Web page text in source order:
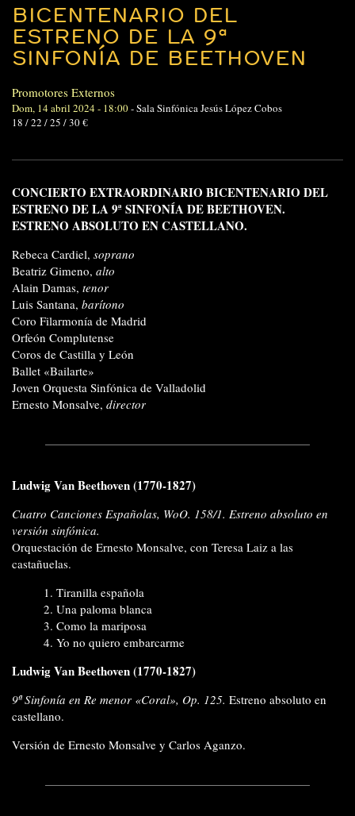
BICENTENARIO DEL
ESTRENO DE LA 9ª
SINFONÍA DE BEETHOVEN
Promotores Externos
Dom, 14 abril 2024 - 18:00-Sala Sinfónica Jesús López Cobos
18 / 22 / 25 / 30 €
CONCIERTO EXTRAORDINARIO BICENTENARIO DEL
ESTRENO DE LA 9ª SINFONÍA DE BEETHOVEN.
ESTRENO ABSOLUTO EN CASTELLANO.
Rebeca Cardiel, soprano
Beatriz Gimeno, alto
Alain Damas, tenor
Luis Santana, barítono
Coro Filarmonía de Madrid
Orfeón Complutense
Coros de Castilla y León
Ballet «Bailarte»
Joven Orquesta Sinfónica de Valladolid
Ernesto Monsalve, director
Ludwig Van Beethoven (1770-1827)
Cuatro Canciones Españolas, WoO. 158/1. Estreno absoluto en
versión sinfónica.
Orquestación de Ernesto Monsalve, con Teresa Laiz a las
castañuelas.
1. Tiranilla española
2. Una paloma blanca
3. Como la mariposa
4. Yo no quiero embarcarme
Ludwig Van Beethoven (1770-1827)
9ª Sinfonía en Re menor «Coral», Op. 125. Estreno absoluto en
castellano.
Versión de Ernesto Monsalve y Carlos Aganzo.